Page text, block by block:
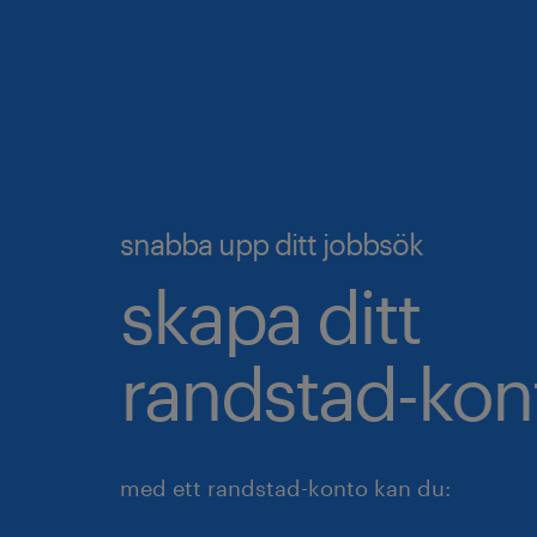
snabba upp ditt jobbsök
skapa ditt
randstad-
med ett randstad-konto kan du: